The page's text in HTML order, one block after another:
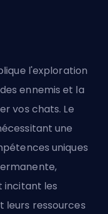
l'exploration
ennemis et la
vos chats. Le
une
uniques
incitant les
leurs ressources